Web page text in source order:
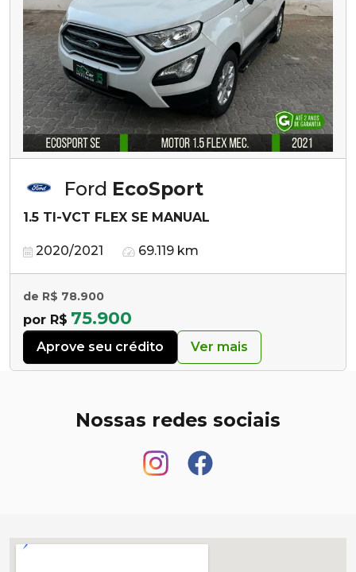
Ford EcoSport
1.5 TI-VCT FLEX SE MANUAL
2020/2021 69.119 km
de R$ 78.900
por R$ 75.900
Aprove seu crédito Ver mais
Nossas redes sociais